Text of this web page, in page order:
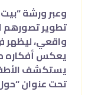
وعبر ورشة
تطوير تصورهم
واقعي، ليظهر
يعكس أفكاره
يستكشف
تحت عنوان